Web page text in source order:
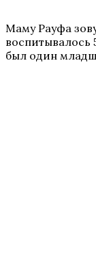
Маму Рауфа
воспитывалось
был один